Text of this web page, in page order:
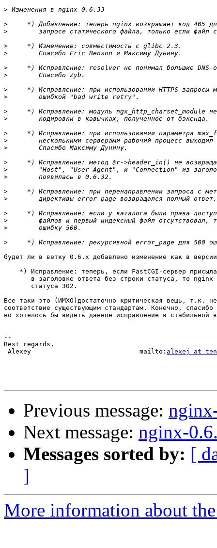
>
>
>
>
>
>
>
>
>
>
>
>
>
>
>
>
>
>
>
>
>
>
>
будет ли в ветку 0.6.х добавлено изменение как в
*) Исправление: теперь, если FastCGI-сервер
в заголовке ответа без строки статуса, то
       статуса 302.
Все таки это (ИМХО)достаточно критическая вещь, т.к.
соответствие существующим стандартам. Конечно,
но хотелось бы видеть данное исправление в стабильной
--
Best regards,
Alexey                            mailto: alexej at
Previous message:
Next message: nginx-
Messages sorted by: [
]
More information about